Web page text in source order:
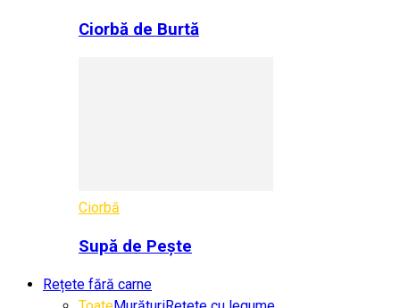
Ciorbă de Burtă
Ciorbă
Supă de Pește
Rețete fără carne